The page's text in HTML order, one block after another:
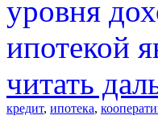
уровня
ипотекой
читать
кредит, ипотека,